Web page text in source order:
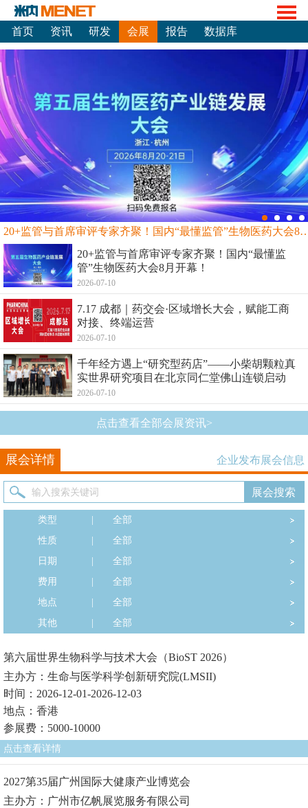
首页 资讯 研发 会展 报告 数据库
20+监管与首席审评专家齐聚！国内“最
20+监管与首席审评专家齐聚！国内“最懂监
管”生物医药大会8月开幕！
2026-07-10
7.17 成都｜药交会·区域增长大会，赋能工商
对接、终端运营
2026-07-10
千年经方遇上“研究型药店”——小柴胡颗粒真
实世界研究项目在北京同仁堂佛山连锁启动
2026-07-10
点击查看全部会展资讯>
展会详情 企业发布展会信息
类型
全部
性质
全部
日期
全部
费用
全部
地点
全部
其他
全部
第六届世界生物科学与技术大会（BioST 2026）
主办方：生命与医学科学创新研究院(LMSII)
时间：2026-12-01-2026-12-03
地点：香港
参展费：5000-10000
点击查看详情
2027第35届广州国际大健康产业博览会
主办方：广州市亿帆展览服务有限公司